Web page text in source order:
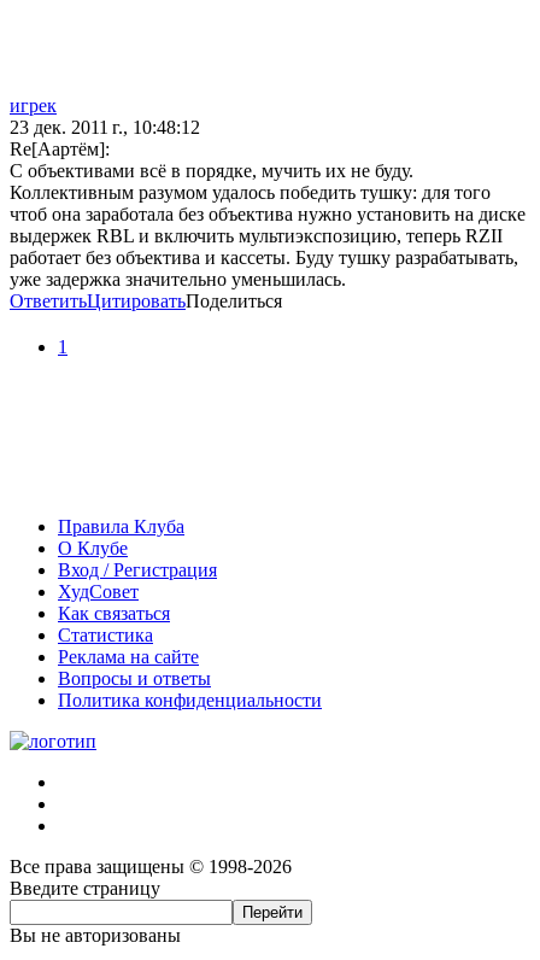
игрек
23 дек. 2011 г., 10:48:12
Re[Аартём]:
С объективами всё в порядке, мучить их не буду.
Коллективным разумом удалось победить тушку: для того
чтоб она заработала без объектива нужно установить на диске
выдержек RBL и включить мультиэкспозицию, теперь RZII
работает без объектива и кассеты. Буду тушку разрабатывать,
уже задержка значительно уменьшилась.
ОтветитьЦитироватьПоделиться
1
Правила Клуба
О Клубе
Вход / Регистрация
ХудСовет
Как связаться
Статистика
Реклама на сайте
Вопросы и ответы
Политика конфиденциальности
Все права защищены © 1998-2026
Введите страницу
Вы не авторизованы